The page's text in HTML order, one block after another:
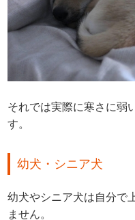
それでは実際に寒さに弱
す。
幼犬・シニア犬
幼犬やシニア犬は自分で
ません。